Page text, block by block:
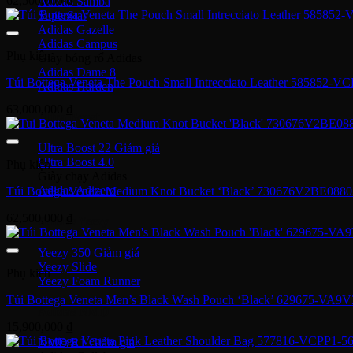
SuperStar
Adidas Gazelle
Adidas Campus
Adidas Dame 8
Adidas Harden
Ultra Boost
Ultra Boost 22
Ultra Boost 4.0
Adidas Adizero
Yeezy 350
Yeezy Slide
Yeezy Foam Runner
NMD R1
Túi Bottega Veneta The Pouch Small Intrecciato Leather 585852-
Phụ kiện
Túi Bottega Veneta Medium Knot Bucket ‘Black’
Phụ kiện
Túi Bottega Veneta Men’s Black Wash Pouch ‘Black’ 629675-